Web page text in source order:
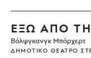
ΕΞΩ ΑΠΟ
Βόλφγκανγκ Μπόρχερτ
ΔΗΜΟΤΙΚΌ ΘΈΑΤΡΟ